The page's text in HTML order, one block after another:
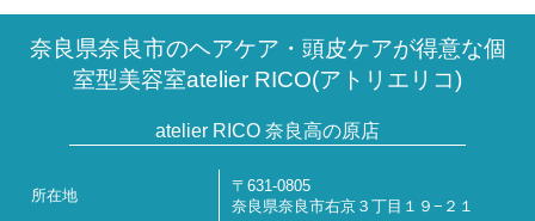
奈良県奈良市のヘアケア・頭皮ケアが得意な個
室型美容室atelier RICO(アトリエリコ)
atelier RICO 奈良高の原店
所在地
〒631-0805
奈良県奈良市右京３丁目１９−２１